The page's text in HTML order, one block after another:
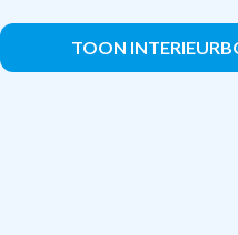
TOON